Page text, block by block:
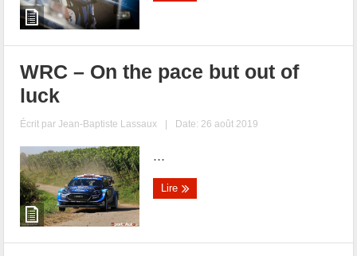
WRC – On the pace but out of
luck
Écrit parJean-Baptiste Lassaux | Date: 26 août 2019
...
Lire